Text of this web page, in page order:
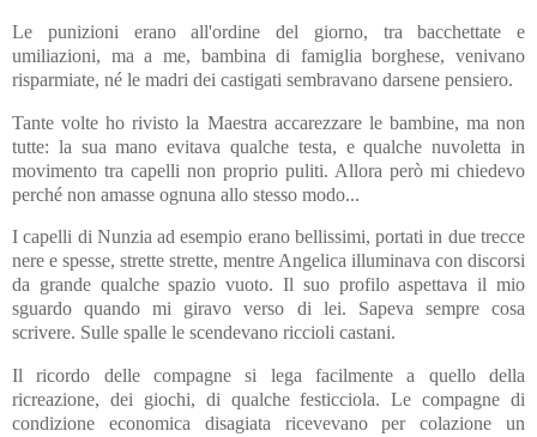
Le punizioni erano all'ordine del giorno, tra bacchettate e
umiliazioni, ma a me, bambina di famiglia borghese, venivano
risparmiate, né le madri dei castigati sembravano darsene pensiero.
Tante volte ho rivisto la Maestra accarezzare le bambine, ma non
tutte: la sua mano evitava qualche testa, e qualche nuvoletta in
movimento tra capelli non proprio puliti. Allora però mi chiedevo
perché non amasse ognuna allo stesso modo...
I capelli di Nunzia ad esempio erano bellissimi, portati in due trecce
nere e spesse, strette strette, mentre Angelica illuminava con discorsi
da grande qualche spazio vuoto. Il suo profilo aspettava il mio
sguardo quando mi giravo verso di lei. Sapeva sempre cosa
scrivere. Sulle spalle le scendevano riccioli castani.
Il ricordo delle compagne si lega facilmente a quello della
ricreazione, dei giochi, di qualche festicciola. Le compagne di
condizione economica disagiata ricevevano per colazione un